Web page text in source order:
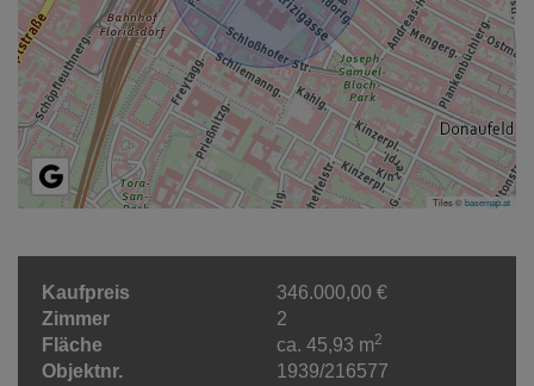
Tiles ©basemap.at
Kaufpreis
346.000,00 €
Zimmer
2
Fläche
ca. 45,93 m2
Objektnr.
1939/216577